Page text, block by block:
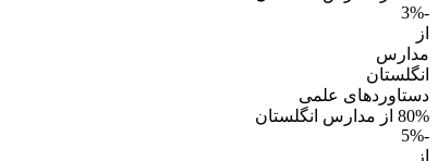
-3%
از
مدارس
انگلستان
دستاوردهای علمی
80% از مدارس انگلستان
-5%
از